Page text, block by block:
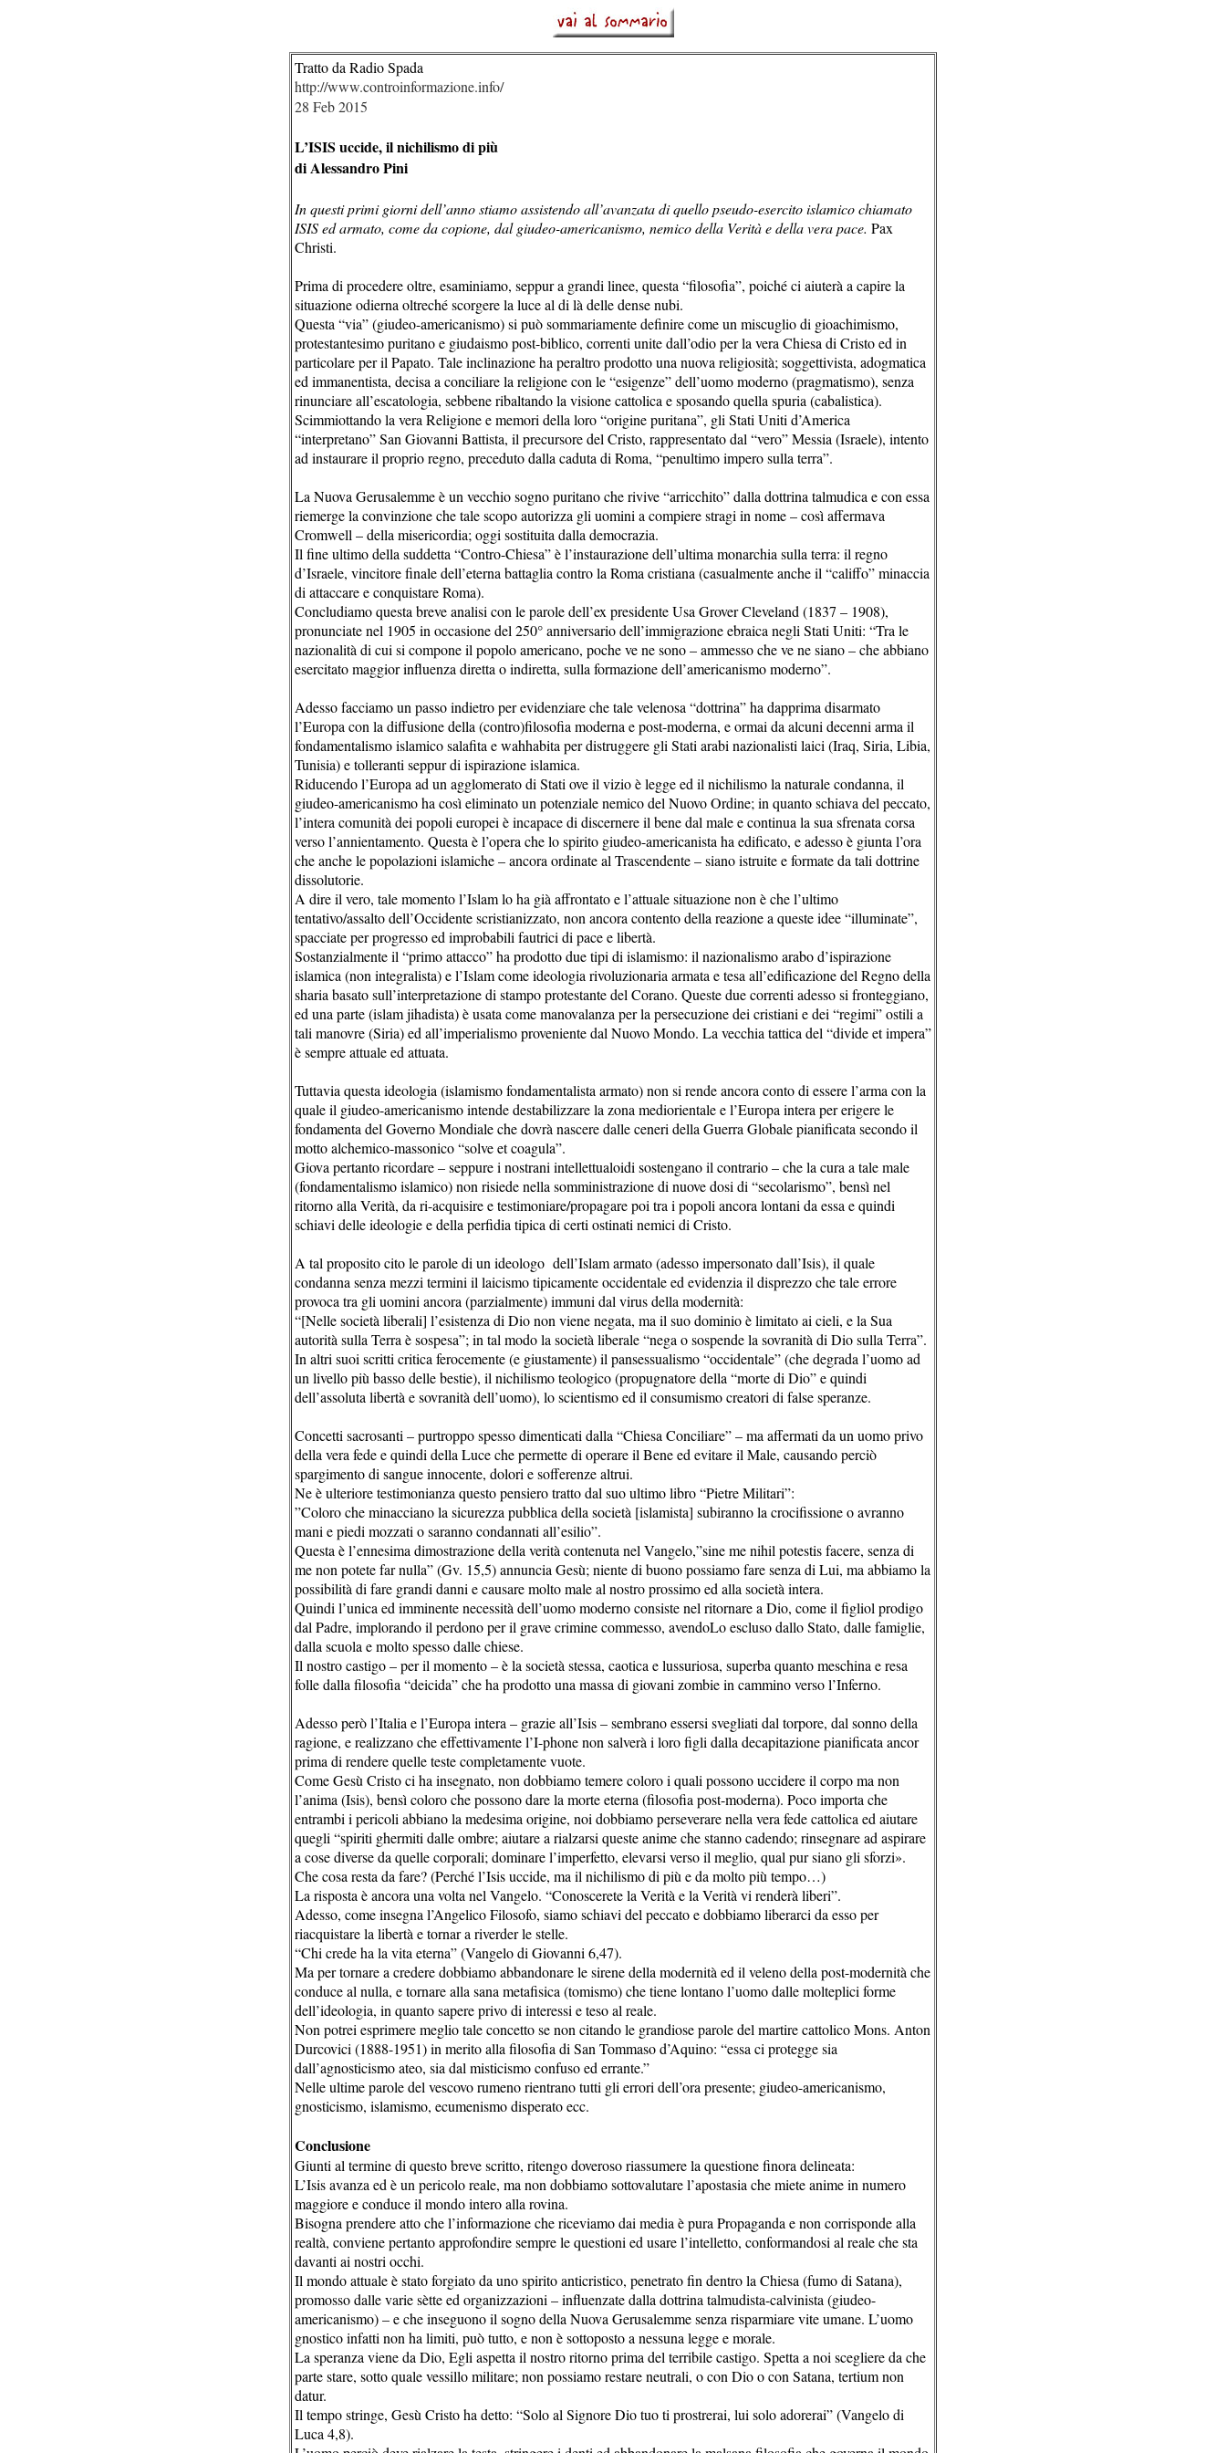
Tratto da Radio Spada
http://www.controinformazione.info/
28 Feb2015
L’ISIS uccide, il nichilismo di più
di Alessandro Pini
In questi primi giorni dell’anno stiamo assistendo all’avanzata di quello pseudo-esercito islamico chiamato
ISIS ed armato, come da copione, dal giudeo-americanismo, nemico della Verità e della vera pace. Pax
Christi.
Prima di procedere oltre, esaminiamo, seppur a grandi linee, questa “filosofia”, poiché ci aiuterà a capire la
situazione odierna oltreché scorgere la luce al di là delle dense nubi.
Questa “via” (giudeo-americanismo) si può sommariamente definire come un miscuglio di gioachimismo,
protestantesimo puritano e giudaismo post-biblico, correnti unite dall’odio per la vera Chiesa di Cristo ed in
particolare per il Papato. Tale inclinazione ha peraltro prodotto una nuova religiosità; soggettivista, adogmatica
ed immanentista, decisa a conciliare la religione con le “esigenze” dell’uomo moderno (pragmatismo), senza
rinunciare all’escatologia, sebbene ribaltando la visione cattolica e sposando quella spuria (cabalistica).
Scimmiottando la vera Religione e memori della loro “origine puritana”, gli Stati Uniti d’America
“interpretano” San Giovanni Battista, il precursore del Cristo, rappresentato dal “vero” Messia (Israele), intento
ad instaurare il proprio regno, preceduto dalla caduta di Roma, “penultimo impero sulla terra”.
La Nuova Gerusalemme è un vecchio sogno puritano che rivive “arricchito” dalla dottrina talmudica e con essa
riemerge la convinzione che tale scopo autorizza gli uomini a compiere stragi in nome – così affermava
Cromwell – della misericordia; oggi sostituita dalla democrazia.
Il fine ultimo della suddetta “Contro-Chiesa” è l’instaurazione dell’ultima monarchia sulla terra: il regno
d’Israele, vincitore finale dell’eterna battaglia contro la Roma cristiana (casualmente anche il “califfo” minaccia
di attaccare e conquistare Roma).
Concludiamo questa breve analisi con le parole dell’ex presidente Usa Grover Cleveland (1837 – 1908),
pronunciate nel 1905 in occasione del 250° anniversario dell’immigrazione ebraica negli Stati Uniti: “Tra le
nazionalità di cui si compone il popolo americano, poche ve ne sono – ammesso che ve ne siano – che abbiano
esercitato maggior influenza diretta o indiretta, sulla formazione dell’americanismo moderno”.
Adesso facciamo un passo indietro per evidenziare che tale velenosa “dottrina” ha dapprima disarmato
l’Europa con la diffusione della (contro)filosofia moderna e post-moderna, e ormai da alcuni decenni arma il
fondamentalismo islamico salafita e wahhabita per distruggere gli Stati arabi nazionalisti laici (Iraq, Siria, Libia,
Tunisia) e tolleranti seppur di ispirazione islamica.
Riducendo l’Europa ad un agglomerato di Stati ove il vizio è legge ed il nichilismo la naturale condanna, il
giudeo-americanismo ha così eliminato un potenziale nemico del Nuovo Ordine; in quanto schiava del peccato,
l’intera comunità dei popoli europei è incapace di discernere il bene dal male e continua la sua sfrenata corsa
verso l’annientamento. Questa è l’opera che lo spirito giudeo-americanista ha edificato, e adesso è giunta l’ora
che anche le popolazioni islamiche – ancora ordinate al Trascendente – siano istruite e formate da tali dottrine
dissolutorie.
A dire il vero, tale momento l’Islam lo ha già affrontato e l’attuale situazione non è che l’ultimo
tentativo/assalto dell’Occidente scristianizzato, non ancora contento della reazione a queste idee “illuminate”,
spacciate per progresso ed improbabili fautrici di pace e libertà.
Sostanzialmente il “primo attacco” ha prodotto due tipi di islamismo: il nazionalismo arabo d’ispirazione
islamica (non integralista) e l’Islam come ideologia rivoluzionaria armata e tesa all’edificazione del Regno della
sharia basato sull’interpretazione di stampo protestante del Corano. Queste due correnti adesso si fronteggiano,
ed una parte (islam jihadista) è usata come manovalanza per la persecuzione dei cristiani e dei “regimi” ostili a
tali manovre (Siria) ed all’imperialismo proveniente dal Nuovo Mondo. La vecchia tattica del “divide et impera”
è sempre attuale ed attuata.
Tuttavia questa ideologia (islamismo fondamentalista armato) non si rende ancora conto di essere l’arma con la
quale il giudeo-americanismo intende destabilizzare la zona mediorientale e l’Europa intera per erigere le
fondamenta del Governo Mondiale che dovrà nascere dalle ceneri della Guerra Globale pianificata secondo il
motto alchemico-massonico “solve et coagula”.
Giova pertanto ricordare – seppure i nostrani intellettualoidi sostengano il contrario – che la cura a tale male
(fondamentalismo islamico) non risiede nella somministrazione di nuove dosi di “secolarismo”, bensì nel
ritorno alla Verità, da ri-acquisire e testimoniare/propagare poi tra i popoli ancora lontani da essa e quindi
schiavi delle ideologie e della perfidia tipica di certi ostinati nemici di Cristo.
A tal proposito cito le parole di un ideologo dell’Islam armato (adesso impersonato dall’Isis), il quale
condanna senza mezzi termini il laicismo tipicamente occidentale ed evidenzia il disprezzo che tale errore
provoca tra gli uomini ancora (parzialmente) immuni dal virus della modernità:
“[Nelle società liberali] l’esistenza di Dio non viene negata, ma il suo dominio è limitato ai cieli, e la Sua
autorità sulla Terra è sospesa”; in tal modo la società liberale “nega o sospende la sovranità di Dio sulla Terra”.
In altri suoi scritti critica ferocemente (e giustamente) il pansessualismo “occidentale” (che degrada l’uomo ad
un livello più basso delle bestie), il nichilismo teologico (propugnatore della “morte di Dio” e quindi
dell’assoluta libertà e sovranità dell’uomo), lo scientismo ed il consumismo creatori di false speranze.
Concetti sacrosanti – purtroppo spesso dimenticati dalla “Chiesa Conciliare” – ma affermati da un uomo privo
della vera fede e quindi della Luce che permette di operare il Bene ed evitare il Male, causando perciò
spargimento di sangue innocente, dolori e sofferenze altrui.
Ne è ulteriore testimonianza questo pensiero tratto dal suo ultimo libro “Pietre Militari”:
”Coloro che minacciano la sicurezza pubblica della società [islamista] subiranno la crocifissione o avranno
mani e piedi mozzati o saranno condannati all’esilio”.
Questa è l’ennesima dimostrazione della verità contenuta nel Vangelo,”sine me nihil potestis facere, senza di
me non potete far nulla” (Gv. 15,5) annuncia Gesù; niente di buono possiamo fare senza di Lui, ma abbiamo la
possibilità di fare grandi danni e causare molto male al nostro prossimo ed alla società intera.
Quindi l’unica ed imminente necessità dell’uomo moderno consiste nel ritornare a Dio, come il figliol prodigo
dal Padre, implorando il perdono per il grave crimine commesso, avendoLo escluso dallo Stato, dalle famiglie,
dalla scuola e molto spesso dalle chiese.
Il nostro castigo – per il momento – è la società stessa, caotica e lussuriosa, superba quanto meschina e resa
folle dalla filosofia “deicida” che ha prodotto una massa di giovani zombie in cammino verso l’Inferno.
Adesso però l’Italia e l’Europa intera – grazie all’Isis – sembrano essersi svegliati dal torpore, dal sonno della
ragione, e realizzano che effettivamente l’I-phone non salverà i loro figli dalla decapitazione pianificata ancor
prima di rendere quelle teste completamente vuote.
Come Gesù Cristo ci ha insegnato, non dobbiamo temere coloro i quali possono uccidere il corpo ma non
l’anima (Isis), bensì coloro che possono dare la morte eterna (filosofia post-moderna). Poco importa che
entrambi i pericoli abbiano la medesima origine, noi dobbiamo perseverare nella vera fede cattolica ed aiutare
quegli “spiriti ghermiti dalle ombre; aiutare a rialzarsi queste anime che stanno cadendo; rinsegnare ad aspirare
a cose diverse da quelle corporali; dominare l’imperfetto, elevarsi verso il meglio, qual pur siano gli sforzi».
Che cosa resta da fare? (Perché l’Isis uccide, ma il nichilismo di più e da molto più tempo…)
La risposta è ancora una volta nel Vangelo. “Conoscerete la Verità e la Verità vi renderà liberi”.
Adesso, come insegna l’Angelico Filosofo, siamo schiavi del peccato e dobbiamo liberarci da esso per
riacquistare la libertà e tornar a riverder le stelle.
“Chi crede ha la vita eterna” (Vangelo di Giovanni 6,47).
Ma per tornare a credere dobbiamo abbandonare le sirene della modernità ed il veleno della post-modernità che
conduce al nulla, e tornare alla sana metafisica (tomismo) che tiene lontano l’uomo dalle molteplici forme
dell’ideologia, in quanto sapere privo di interessi e teso al reale.
Non potrei esprimere meglio tale concetto se non citando le grandiose parole del martire cattolico Mons. Anton
Durcovici (1888-1951) in merito alla filosofia di San Tommaso d’Aquino: “essa ci protegge sia
dall’agnosticismo ateo, sia dal misticismo confuso ed errante.”
Nelle ultime parole del vescovo rumeno rientrano tutti gli errori dell’ora presente; giudeo-americanismo,
gnosticismo, islamismo, ecumenismo disperato ecc.
Conclusione
Giunti al termine di questo breve scritto, ritengo doveroso riassumere la questione finora delineata:
L’Isis avanza ed è un pericolo reale, ma non dobbiamo sottovalutare l’apostasia che miete anime in numero
maggiore e conduce il mondo intero alla rovina.
Bisogna prendere atto che l’informazione che riceviamo dai media è pura Propaganda e non corrisponde alla
realtà, conviene pertanto approfondire sempre le questioni ed usare l’intelletto, conformandosi al reale che sta
davanti ai nostri occhi.
Il mondo attuale è stato forgiato da uno spirito anticristico, penetrato fin dentro la Chiesa (fumo di Satana),
promosso dalle varie sètte ed organizzazioni – influenzate dalla dottrina talmudista-calvinista (giudeo-
americanismo) – e che inseguono il sogno della Nuova Gerusalemme senza risparmiare vite umane. L’uomo
gnostico infatti non ha limiti, può tutto, e non è sottoposto a nessuna legge e morale.
La speranza viene da Dio, Egli aspetta il nostro ritorno prima del terribile castigo. Spetta a noi scegliere da che
parte stare, sotto quale vessillo militare; non possiamo restare neutrali, o con Dio o con Satana, tertium non
datur.
Il tempo stringe, Gesù Cristo ha detto: “Solo al Signore Dio tuo ti prostrerai, lui solo adorerai” (Vangelo di
Luca 4,8).